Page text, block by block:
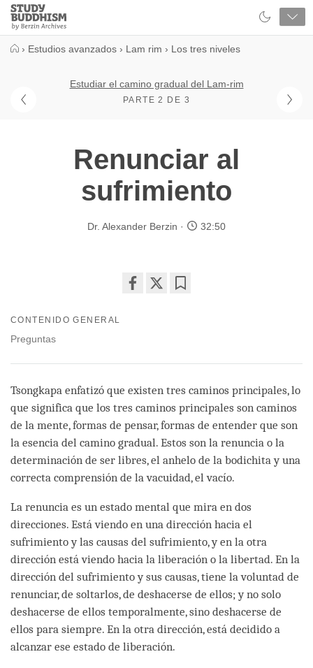
Close
Study
Buddhism
› Estudios avanzados › Lam rim › Los tres niveles
Estudiar el camino gradual del Lam-rim
PARTE 2 DE 3
Renunciar al
sufrimiento
Dr. Alexander Berzin 32:50
CONTENIDO GENERAL
Preguntas
Tsongkapa enfatizó que existen tres caminos principales, lo
que significa que los tres caminos principales son caminos
de la mente, formas de pensar, formas de entender que son
la esencia del camino gradual. Estos son la renuncia o la
determinación de ser libres, el anhelo de la bodichita y una
correcta comprensión de la vacuidad, el vacío.
La renuncia es un estado mental que mira en dos
direcciones. Está viendo en una dirección hacia el
sufrimiento y las causas del sufrimiento, y en la otra
dirección está viendo hacia la liberación o la libertad. En la
dirección del sufrimiento y sus causas, tiene la voluntad de
renunciar, de soltarlos, de deshacerse de ellos; y no solo
deshacerse de ellos temporalmente, sino deshacerse de
ellos para siempre. En la otra dirección, está decidido a
alcanzar ese estado de liberación.